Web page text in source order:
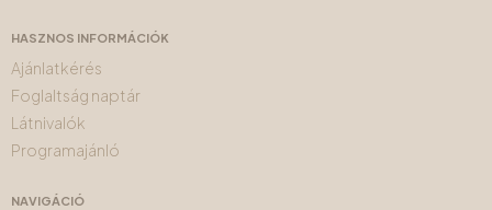
HASZNOS INFORMÁCIÓK
Ajánlatkérés
Foglaltság naptár
Látnivalók
Programajánló
NAVIGÁCIÓ